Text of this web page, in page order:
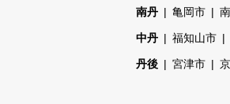
南丹 亀岡市
中丹 福知山市
丹後 宮津市